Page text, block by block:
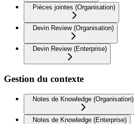
Pièces jointes (Organisation)
Devin Review (Organisation)
Devin Review (Enterprise)
Gestion du contexte
Notes de Knowledge (Organisation)
Notes de Knowledge (Enterprise)